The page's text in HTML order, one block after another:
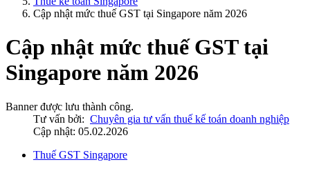
Cập nhật mức thuế GST tại Singapore năm 2026
Cập nhật mức thuế GST tại
Singapore năm 2026
Banner được lưu thành công.
Tư vấn bởi: Chuyên gia tư vấn thuế kế toán doanh nghiệp
Cập nhật: 05.02.2026
Thuế GST Singapore